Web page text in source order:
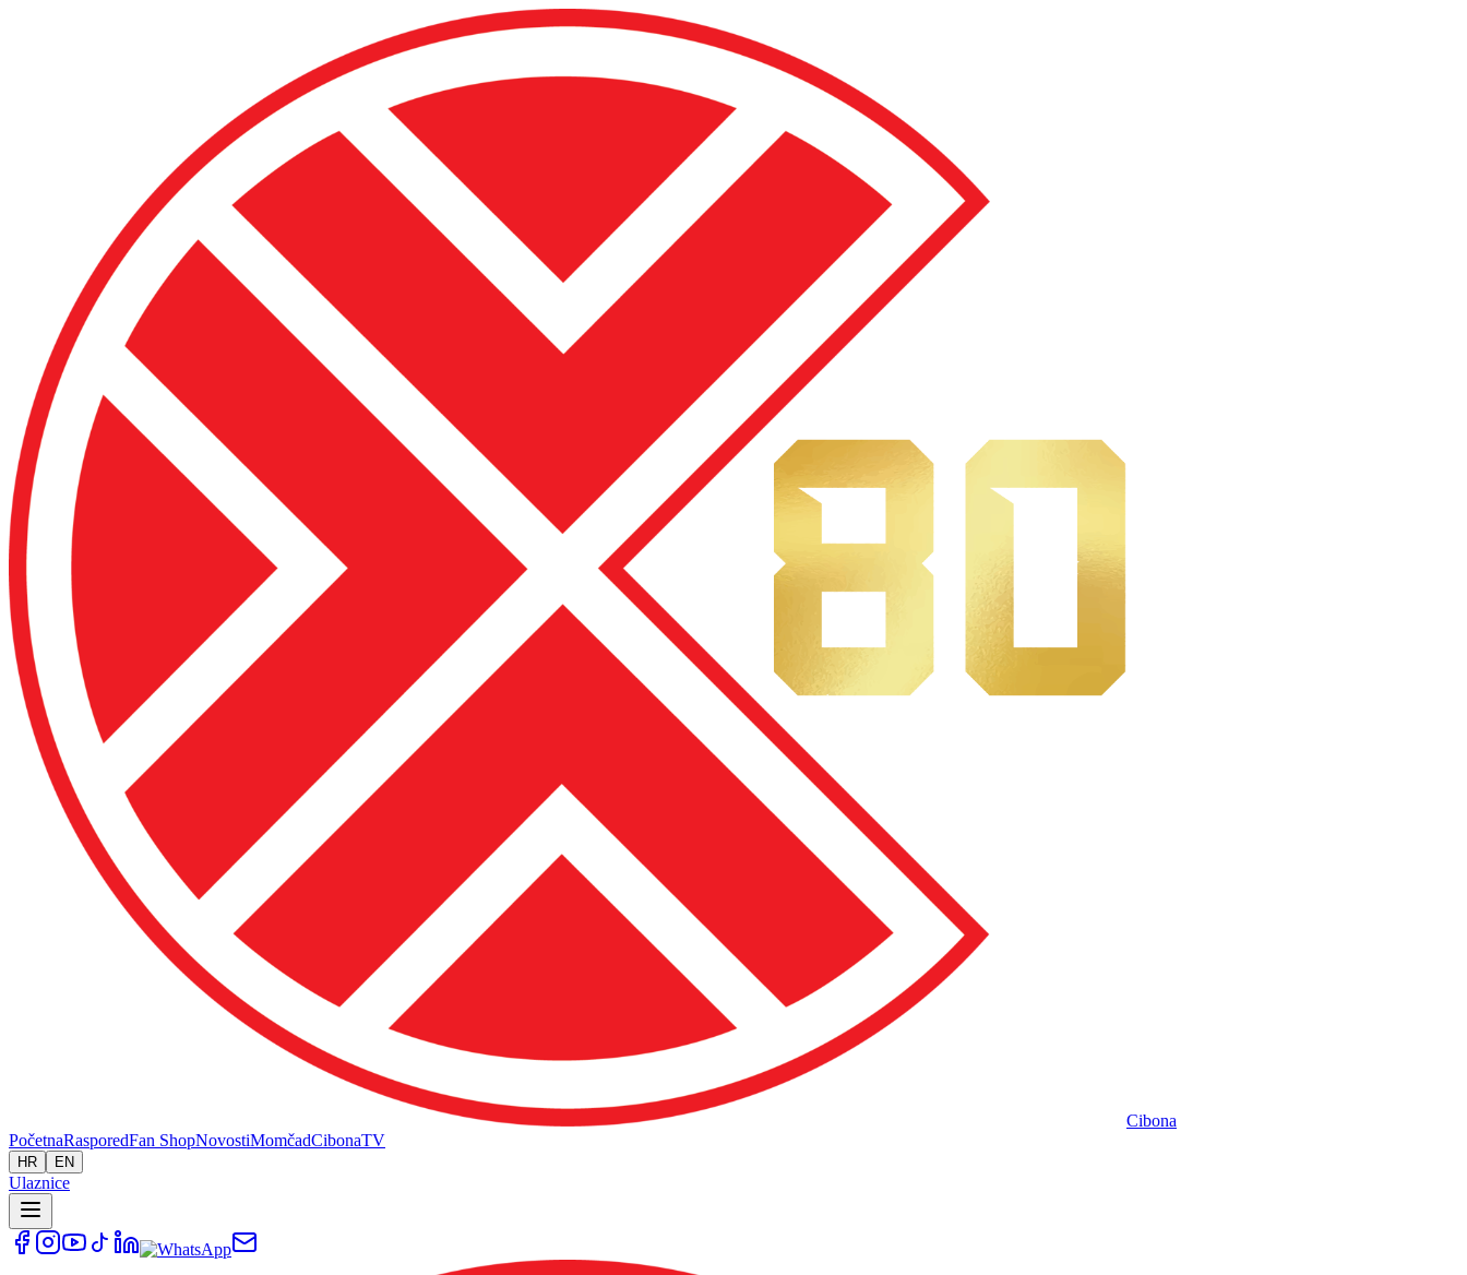
Cibona
PočetnaRasporedFan ShopNovostiMomčadCibonaTV
HR EN
Ulaznice